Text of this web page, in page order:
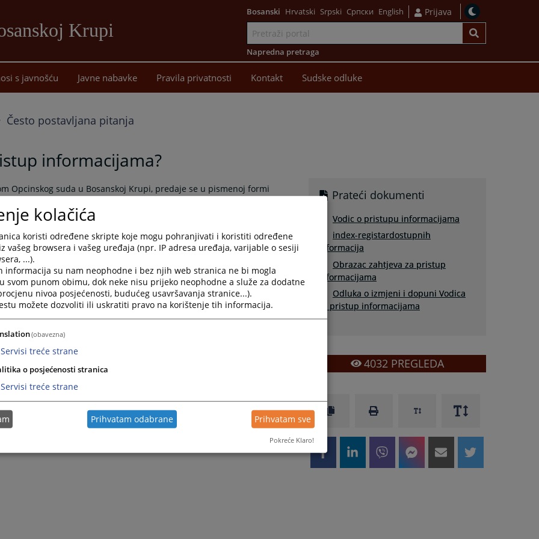
Krupi
sadržaj
Bosanski Hrvatski Srpski Српски English Prijava
Napredna pretraga
s javnošću Javne nabavke Pravila privatnosti Kontakt Sudske odluke
Često postavljana pitanja
informacijama?
Opcinskog suda u Bosanskoj Krupi, predaje se u pismenoj formi
pošte na adresu "Opcinski sud u Bosanskoj Krupi, ulica
(odnosno podaci o pravnom licu); adresu odnosno sjedište
tražene informacije kako bi se omogucilo sudu da uz
potpis sa punim imenom i prezimenom.
onda zahtjev može podnijeti samo fizicko lice na koje se
podnosilac zahtjeva pisano ovlastio za pristup informaciji.
to lice je dužno da potpiše zahtjev i pokaže licnu ispravu sa
punomocnik, on je dužan da potpiše zahtjev i da pokaže
odnosno punomoc, kao i kopiju licnog dokumenta
Prateći dokumenti
Vodic o pristupu informacijama
index-registardostupnih
informacija
Obrazac zahtjeva za pristup
informacijama
Odluka o izmjeni i dopuni Vodica
za pristup informacijama
4032 PREGLEDA
kolačića
koristi određene skripte koje mogu pohranjivati i koristiti određene
vašeg browsera i vašeg uređaja (npr. IP adresa uređaja, varijable o sesiji
...).
informacija su nam neophodne i bez njih web stranica ne bi mogla
svom punom obimu, dok neke nisu prijeko neophodne a služe za dodatne
nivoa posjećenosti, budućeg usavršavanja stranice...).
možete dozvoliti ili uskratiti pravo na korištenje tih informacija.
(obavezna)
Servisi treće strane
o posjećenosti stranica
Servisi treće strane
Prihvatam odabrane Prihvatam sve
Pokreće Klaro!